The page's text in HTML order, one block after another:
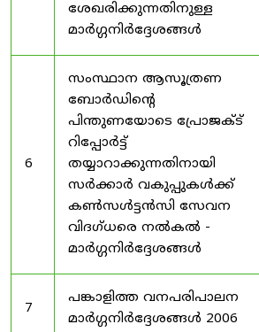
ശേഖരിക്കുന്നതിനുള്ള
മാർഗ്ഗനിർദ്ദേശങ്ങൾ
6
സംസ്ഥാന ആസൂത്രണ
ബോർഡിൻ്റെ
പിന്തുണയോടെ പ്രോജക്ട്
റിപ്പോർട്ട്
തയ്യാറാക്കുന്നതിനായി
സർക്കാർ വകുപ്പുകൾക്ക്
കൺസൾട്ടൻസി സേവന
വിദഗ്ധരെ നൽകൽ -
മാർഗ്ഗനിർദ്ദേശങ്ങൾ
7
പങ്കാളിത്ത വനപരിപാലന
മാർഗ്ഗനിർദ്ദേശങ്ങൾ 2006